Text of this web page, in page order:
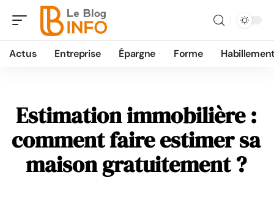
Actus Entreprise Épargne Forme
Estimation immobilière :
comment faire estimer sa
maison gratuitement ?